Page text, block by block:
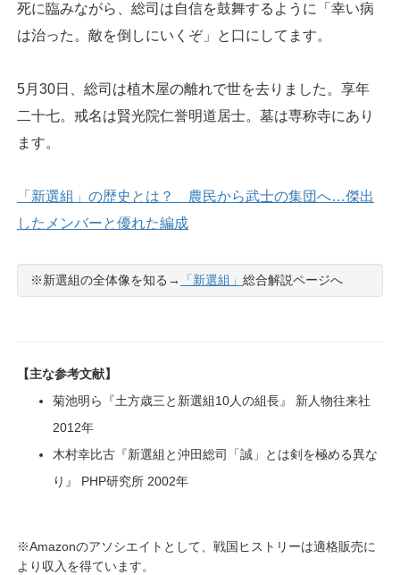
死に臨みながら、総司は自信を鼓舞するように「幸い病
は治った。敵を倒しにいくぞ」と口にしてます。
5月30日、総司は植木屋の離れで世を去りました。享年
二十七。戒名は賢光院仁誉明道居士。墓は専称寺にあり
ます。
「新選組」の歴史とは？ 農民から武士の集団へ…傑出
したメンバーと優れた編成
※新選組の全体像を知る→ 「新選組」 総合解説ページへ
【主な参考文献】
菊池明ら『土方歳三と新選組10人の組長』 新人物往来社
2012年
木村幸比古『新選組と沖田総司「誠」とは剣を極める異な
り』 PHP研究所 2002年
※Amazonのアソシエイトとして、戦国ヒストリーは適格販売に
より収入を得ています。